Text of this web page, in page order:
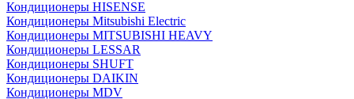
Кондиционеры HISENSE
Кондиционеры Mitsubishi Electric
Кондиционеры MITSUBISHI HEAVY
Кондиционеры LESSAR
Кондиционеры SHUFT
Кондиционеры DAIKIN
Кондиционеры MDV